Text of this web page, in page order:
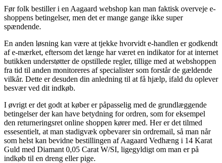
Før folk bestiller i en Aagaard webshop kan man faktisk overveje e-
shoppens betingelser, men det er mange gange ikke super
spændende.
En anden løsning kan være at tjekke hvorvidt e-handlen er godkendt
af e-mærket, eftersom det længe har været en indikator for at internet
butikken understøtter de opstillede regler, tillige med at webshoppen
fra tid til anden monitoreres af specialister som forstår de gældende
vilkår. Dette er desuden din anledning til at få hjælp, ifald du oplever
besvær ved dit indkøb.
I øvrigt er det godt at køber er påpasselig med de grundlæggende
betingelser der kan have betydning for ordren, som for eksempel
den returneringsret online shoppen kører med. Her er det tilmed
essesentielt, at man stadigvæk opbevarer sin ordremail, så man når
som helst kan bevidne bestillingen af Aagaard Vedhæng i 14 Karat
Guld med Diamant 0,05 Carat W/SI, ligegyldigt om man er på
indkøb til en dreng eller pige.